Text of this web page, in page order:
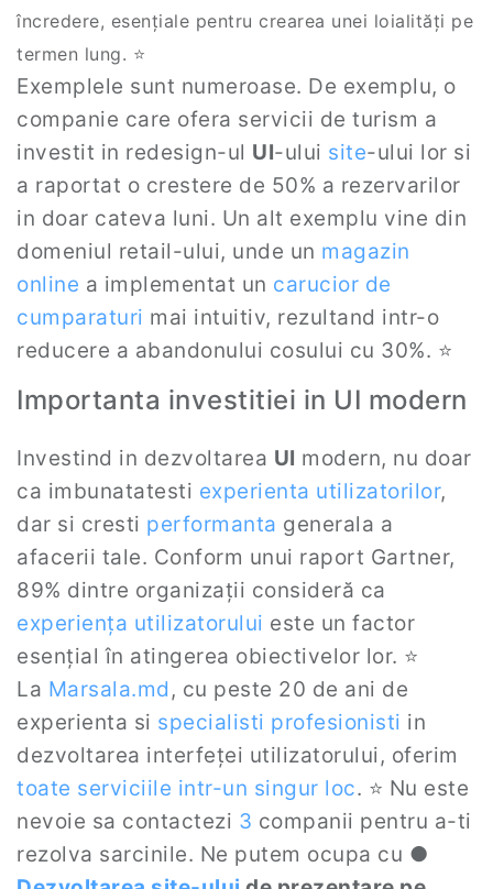
încredere, esențiale pentru crearea unei loialități pe
termen lung. ⭐
Exemplele sunt numeroase. De exemplu, o
companie care ofera servicii de turism a
investit in redesign-ul UI-ului site-ului lor si
a raportat o crestere de 50% a rezervarilor
in doar cateva luni. Un alt exemplu vine din
domeniul retail-ului, unde un magazin
online a implementat un carucior de
cumparaturi mai intuitiv, rezultand intr-o
reducere a abandonului cosului cu 30%. ⭐
Importanta investitiei in UI modern
Investind in dezvoltarea UI modern, nu doar
ca imbunatatesti experienta utilizatorilor,
dar si cresti performanta generala a
afacerii tale. Conform unui raport Gartner,
89% dintre organizații consideră ca
experiența utilizatorului este un factor
esențial în atingerea obiectivelor lor. ⭐
La Marsala.md , cu peste 20 de ani de
experienta si specialisti profesionisti in
dezvoltarea interfeței utilizatorului, oferim
toate serviciile intr-un singur loc. ⭐ Nu este
nevoie sa contactezi 3 companii pentru a-ti
rezolva sarcinile. Ne putem ocupa cu ●